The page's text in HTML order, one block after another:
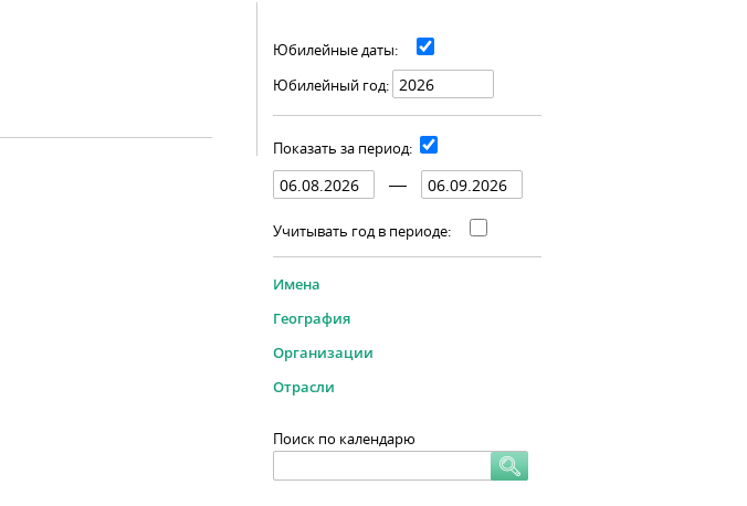
Юбилейные даты:
Юбилейный год:
Показать за период:
Учитывать год в периоде:
Имена
География
Организации
Отрасли
Поиск по календарю